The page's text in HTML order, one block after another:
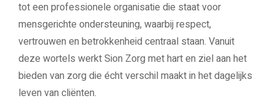
tot een professionele organisatie die staat voor
mensgerichte ondersteuning, waarbij respect,
vertrouwen en betrokkenheid centraal staan. Vanuit
deze wortels werkt Sion Zorg met hart en ziel aan het
bieden van zorg die écht verschil maakt in het dagelijks
leven van cliënten.